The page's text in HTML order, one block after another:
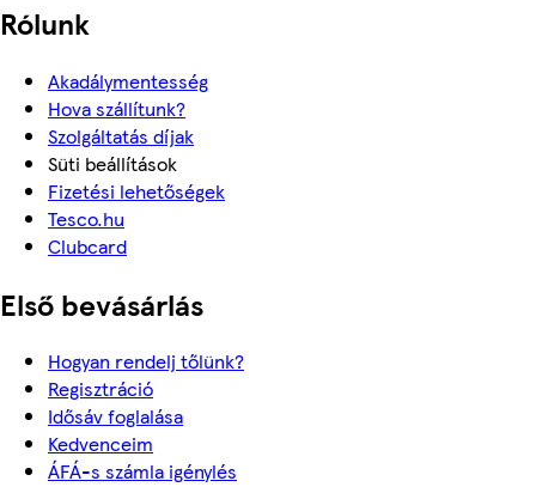
Rólunk
Akadálymentesség
Hova szállítunk?
Szolgáltatás díjak
Süti beállítások
Fizetési lehetőségek
Tesco.hu
Clubcard
Első bevásárlás
Hogyan rendelj tőlünk?
Regisztráció
Idősáv foglalása
Kedvenceim
ÁFÁ-s számla igénylés